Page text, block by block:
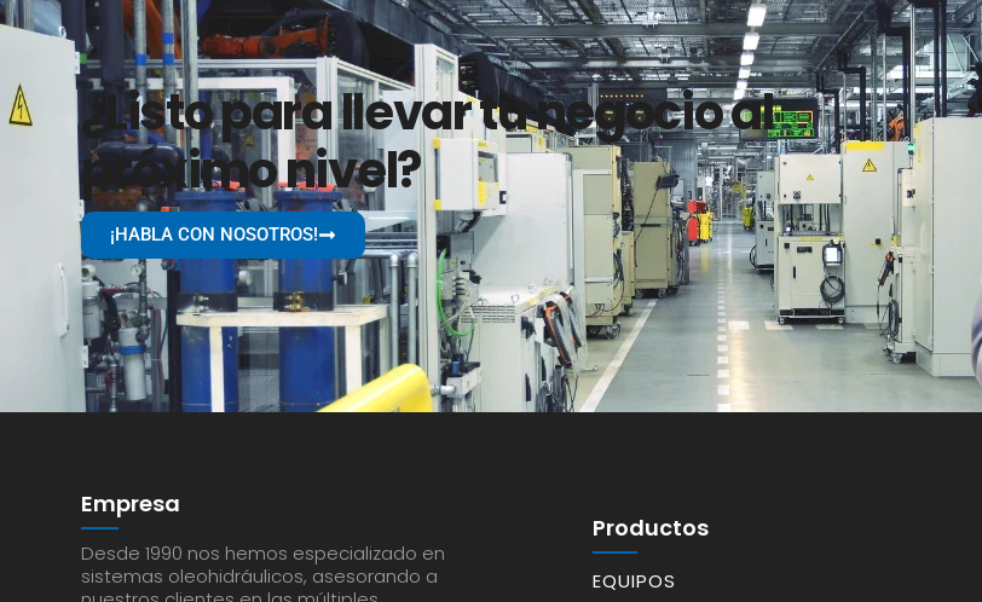
¿Listo para llevar tu negocio al
próximo nivel?
¡HABLA CON NOSOTROS!
Empresa
Desde 1990 nos hemos especializado en
sistemas oleohidráulicos, asesorando a
Productos
EQUIPOS